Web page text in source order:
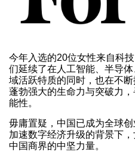
今年入选的20位女性来自科
们延续了在人工智能、半导
域活跃特质的同时，也在不断
蓬勃强大的生命力与突破力
能性。
毋庸置疑，中国已成为全球
加速数字经济升级的背景下
中国商界的中坚力量。